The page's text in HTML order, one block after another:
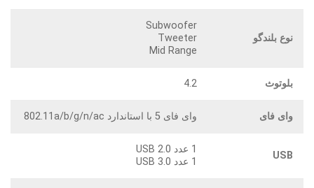
نوع بلندگو
Subwoofer
Tweeter
Mid Range
بلوتوث 4.2
وای فای وای فای 5 با استاندارد 802.11a/b/g/n/ac
USB
1 عدد USB 2.0
1 عدد USB 3.0